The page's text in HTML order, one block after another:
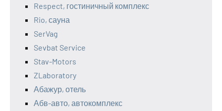
Respect, гостиничный комплекс
Rio, сауна
SerVag
Sevbat Service
Stav-Motors
ZLaboratory
Абажур, отель
Абв-авто, автокомплекс